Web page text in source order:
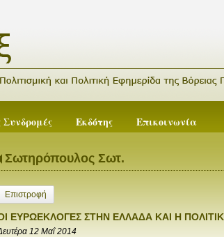
Συνδρομές Εκδότης Επικοινωνία
Σωτηρόπουλος Σωτ.
Επιστροφή
ΕΥΡΩΕΚΛΟΓΕΣ ΣΤΗΝ ΕΛΛΑΔΑ ΚΑΙ Η
12 Μαΐ 2014